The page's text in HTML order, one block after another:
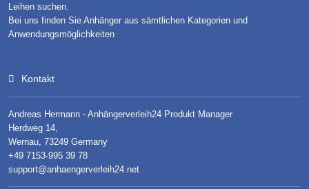
Leihen suchen.
Bei uns finden Sie Anhänger aus sämtlichen Kategorien und
Anwendungsmöglichkeiten
Kontakt
Andreas Hermann - Anhängerverleih24 Produkt Manager
Herdweg 14,
Wernau, 73249 Germany
+49 7153-995 39 78
support@anhaengerverleih24.net